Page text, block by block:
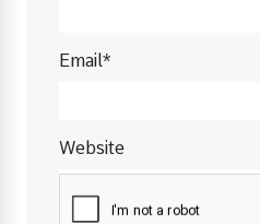
Email*
Website